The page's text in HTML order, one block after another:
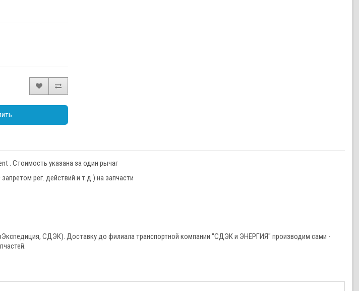
. Стоимость указана за один рычаг
рег. действий и т.д ) на запчасти
СДЭК). Доставку до филиала транспортной компании "СДЭК и ЭНЕРГИЯ" производим сами -